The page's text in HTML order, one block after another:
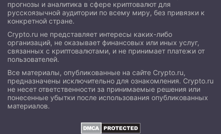
прогнозы и аналитика в сфере криптовалют для
русскоязычной аудитории по всему миру, без привязки к
конкретной стране.
Crypto.ru не представляет интересы каких-либо
организаций, не оказывает финансовых или иных услуг,
связанных с криптовалютами, и не принимает платежи от
пользователей.
Все материалы, опубликованные на сайте Crypto.ru,
предназначены исключительно для ознакомления. Crypto.ru
не несет ответственности за принимаемые решения или
понесенные убытки после использования опубликованных
материалов.